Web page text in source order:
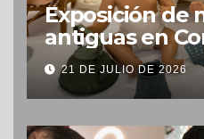
Exposición de
antiguas en
Uruguay
21 DE JULIO DE 2026